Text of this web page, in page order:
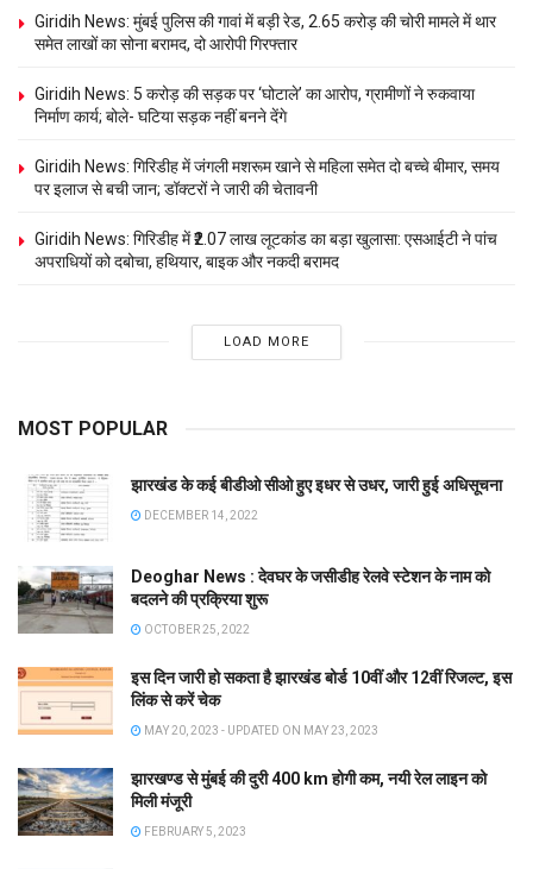
Giridih News: मुंबई पुलिस की गावां में बड़ी रेड, 2.65 करोड़ की चोरी मामले में थार
समेत लाखों का सोना बरामद, दो आरोपी गिरफ्तार
Giridih News: 5 करोड़ की सड़क पर ‘घोटाले’ का आरोप, ग्रामीणों ने रुकवाया
निर्माण कार्य; बोले- घटिया सड़क नहीं बनने देंगे
Giridih News: गिरिडीह में जंगली मशरूम खाने से महिला समेत दो बच्चे बीमार, समय
पर इलाज से बची जान; डॉक्टरों ने जारी की चेतावनी
Giridih News: गिरिडीह में ₹2.07 लाख लूटकांड का बड़ा खुलासा: एसआईटी ने पांच
अपराधियों को दबोचा, हथियार, बाइक और नकदी बरामद
LOAD MORE
MOST POPULAR
झारखंड के कई बीडीओ सीओ हुए इधर से उधर, जारी हुई अधिसूचना
DECEMBER 14, 2022
Deoghar News : देवघर के जसीडीह रेलवे स्टेशन के नाम को
बदलने की प्रक्रिया शुरू
OCTOBER 25, 2022
इस दिन जारी हो सकता है झारखंड बोर्ड 10वीं और 12वीं रिजल्ट, इस
लिंक से करें चेक
MAY 20, 2023 - UPDATED ON MAY 23, 2023
झारखण्ड से मुंबई की दुरी 400 km होगी कम, नयी रेल लाइन को
मिली मंजूरी
FEBRUARY 5, 2023